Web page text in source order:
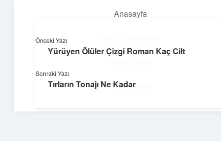
Anasayfa
Hakkımızda
Enerji Dolu Fikirler
Hayatına güç katan neşeli öneriler!
Önceki Yazı
Yürüyen Ölüler Çizgi Roman Kaç Cilt
Sonraki Yazı
Tırların Tonajı Ne Kadar